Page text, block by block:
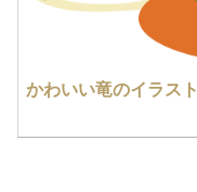
かわいい竜のイラスト